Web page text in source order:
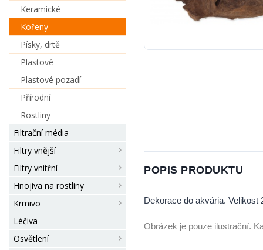
Keramické
Kořeny
Písky, drtě
Plastové
Plastové pozadí
Přírodní
Rostliny
Filtrační média
Filtry vnější
Filtry vnitřní
Hnojiva na rostliny
Krmivo
Léčiva
Osvětlení
POPIS PRODUKTU
Dekorace do akvária. Velikost
Obrázek je pouze ilustrační.